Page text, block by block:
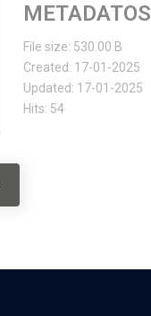
METADATOS
File size: 530.00 B
Created: 17-01-2025
Updated: 17-01-2025
Hits: 54